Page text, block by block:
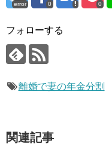
error 0 0
フォローする
離婚で妻の年金分割
関連記事